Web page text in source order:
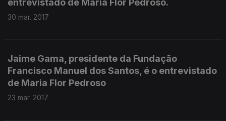
entrevistado de Maria Flor Pedroso.
30 mar. 2017
Jaime Gama, presidente da Fundação
Francisco Manuel dos Santos, é o entrevistado
de Maria Flor Pedroso
23 mar. 2017